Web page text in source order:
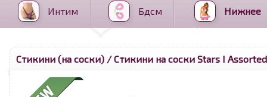
Интим Бдсм Нижнее
Стикини (на соски) / Стикини на соски Stars I